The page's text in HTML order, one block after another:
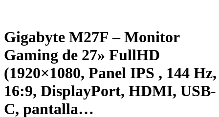
Gigabyte M27F – Monitor
Gaming de 27» FullHD
(1920×1080, Panel IPS , 144 Hz,
16:9, ‎DisplayPort, HDMI, USB-
C, pantalla…